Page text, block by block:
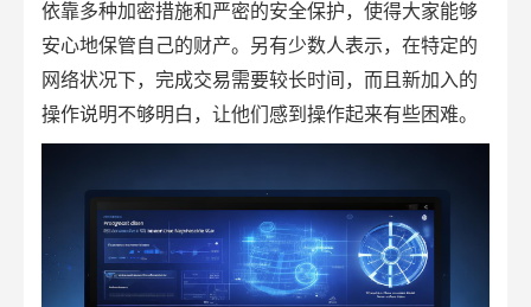
依靠多种加密措施和严密的安全保护，使得大家能够
安心地保管自己的财产。另有少数人表示，在特定的
网络状况下，完成交易需要较长时间，而且新加入的
操作说明不够明白，让他们感到操作起来有些困难。